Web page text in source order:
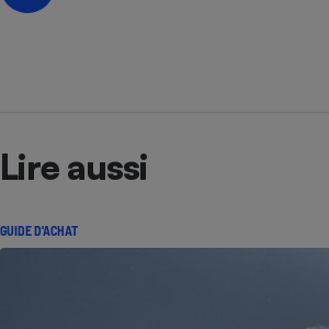
Lire aussi
GUIDE D'ACHAT